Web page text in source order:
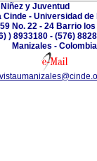
y Juventud
Cinde - Universidad de
No. 22 - 24 Barrio
) 8933180 - (576)
Manizales - Colombia